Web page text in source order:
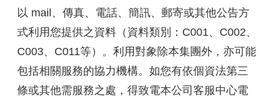
以 mail、傳真、電話、簡訊、郵寄或其他公告方
式利用您提供之資料（資料類別：C001、C002、
C003、C011等）。利用對象除本集團外，亦可能
包括相關服務的協力機構。如您有依個資法第三
條或其他需服務之處，得致電本公司客服中心電